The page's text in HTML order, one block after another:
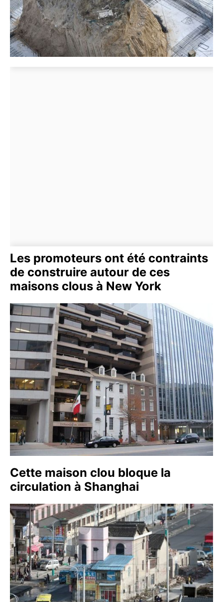
Les promoteurs ont été contraints
de construire autour de ces
maisons clous à New York
Cette maison clou bloque la
circulation à Shanghai